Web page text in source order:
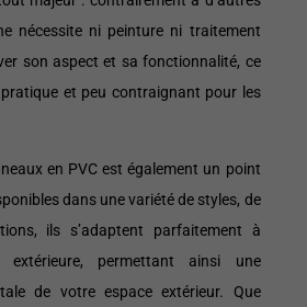
nécessite ni peinture ni traitement
son aspect et sa fonctionnalité, ce
et peu contraignant pour les
en PVC est également un point
dans une variété de styles, de
ils s’adaptent parfaitement à
extérieure, permettant ainsi une
de votre espace extérieur. Que